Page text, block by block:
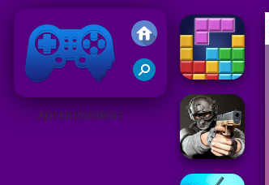
Juegos Friv 2019
ADVERTISEMENT